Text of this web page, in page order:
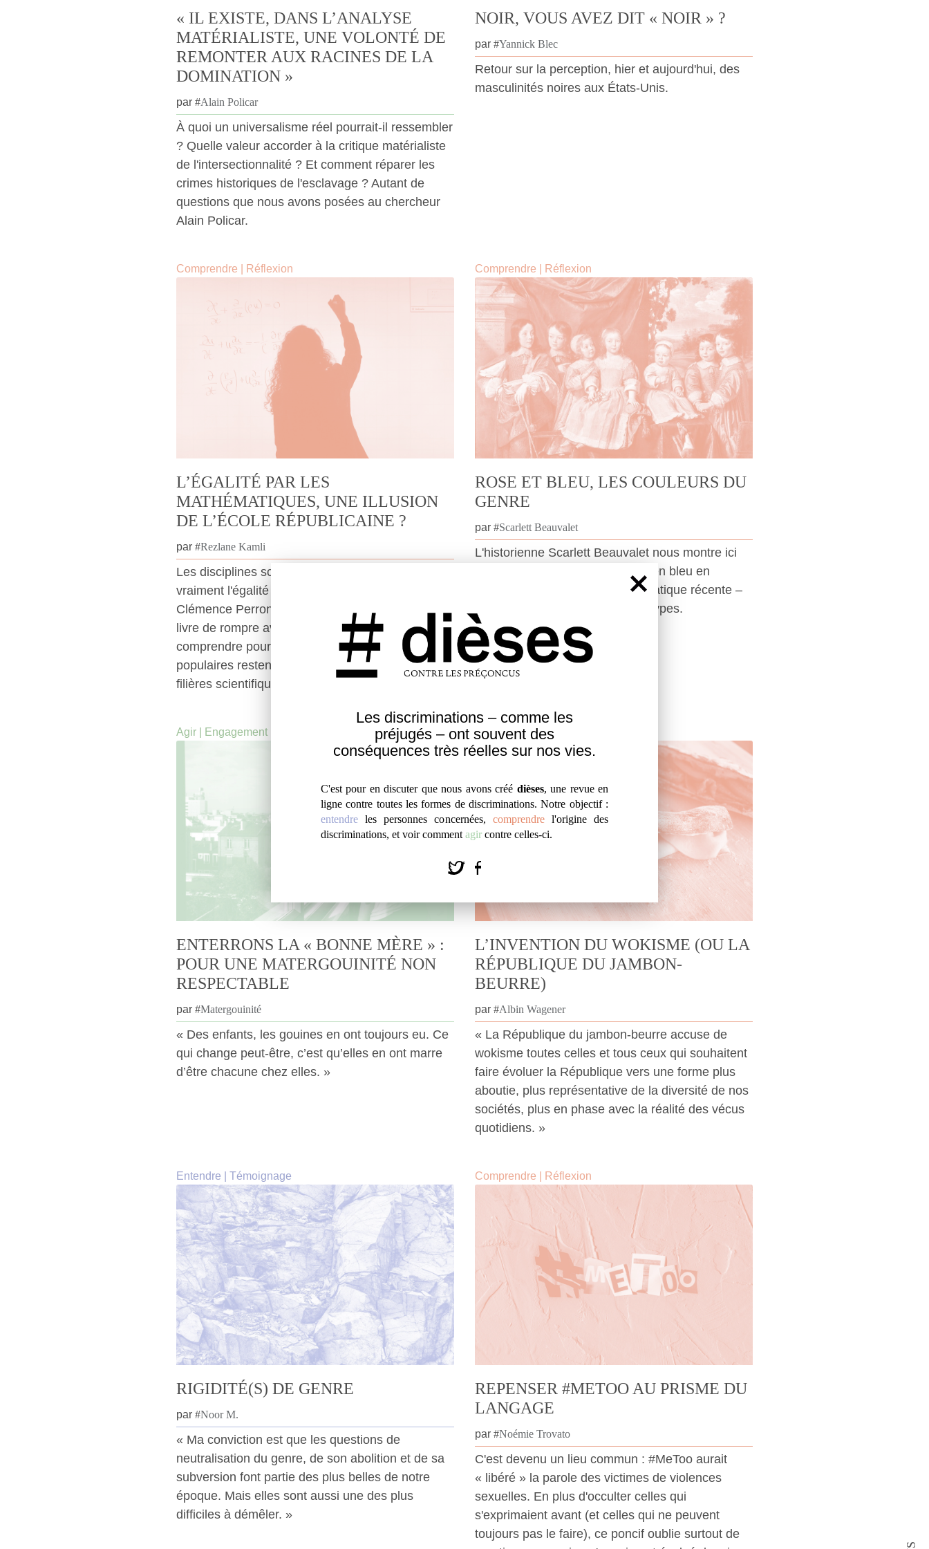
Les discriminations – comme les
préjugés – ont souvent des
conséquences très réelles sur nos vies.
C'est pour en discuter que nous avons créé dièses, une revue en
ligne contre toutes les formes de discriminations. Notre objectif :
entendre les personnes concernées, comprendrel'origine des
discriminations, et voir comment agir contre celles-ci.
« IL EXISTE, DANS L’ANALYSE
MATÉRIALISTE, UNE VOLONTÉ DE
REMONTER AUX RACINES DE LA
DOMINATION »
par #Alain Policar
À quoi un universalisme réel pourrait-il ressembler
? Quelle valeur accorder à la critique matérialiste
de l'intersectionnalité ? Et comment réparer les
crimes historiques de l'esclavage ? Autant de
questions que nous avons posées au chercheur
Alain Policar.
NOIR, VOUS AVEZ DIT « NOIR » ?
par #Yannick Blec
Retour sur la perception, hier et aujourd'hui, des
masculinités noires aux États-Unis.
Comprendre Réflexion
L’ÉGALITÉ PAR LES
MATHÉMATIQUES, UNE ILLUSION
DE L’ÉCOLE RÉPUBLICAINE ?
par #Rezlane Kamli
Les disciplines scientifiques permettent-elles
vraiment l'égalité des chances ? La sociologue
Clémence Perronnet suggère dans son premier
livre de rompre avec cette illusion – et de
comprendre pourquoi les femmes et les classes
populaires restent sous-représentées dans les
filières scientifiques.
Comprendre Réflexion
ROSE ET BLEU, LES COULEURS DU
GENRE
par #Scarlett Beauvalet
L'historienne Scarlett Beauvalet nous montre ici
qu'habiller un enfant en rose ou en bleu en
fonction de son genre est une pratique récente –
et qui véhicule son lot de stéréotypes.
Agir Engagement
ENTERRONS LA « BONNE MÈRE » :
POUR UNE MATERGOUINITÉ NON
RESPECTABLE
par #Matergouinité
« Des enfants, les gouines en ont toujours eu. Ce
qui change peut-être, c’est qu’elles en ont marre
d’être chacune chez elles. »
Comprendre|Réflexion
L’INVENTION DU WOKISME (OU LA
RÉPUBLIQUE DU JAMBON-
BEURRE)
par #Albin Wagener
« La République du jambon-beurre accuse de
wokisme toutes celles et tous ceux qui souhaitent
faire évoluer la République vers une forme plus
aboutie, plus représentative de la diversité de nos
sociétés, plus en phase avec la réalité des vécus
quotidiens. »
Entendre Témoignage
RIGIDITÉ(S) DE GENRE
par #Noor M.
« Ma conviction est que les questions de
neutralisation du genre, de son abolition et de sa
subversion font partie des plus belles de notre
époque. Mais elles sont aussi une des plus
difficiles à démêler. »
Comprendre Réflexion
REPENSER #METOO AU PRISME DU
LANGAGE
par #Noémie Trovato
C'est devenu un lieu commun : #MeToo aurait
« libéré » la parole des victimes de violences
sexuelles. En plus d'occulter celles qui
s'exprimaient avant (et celles qui ne peuvent
toujours pas le faire), ce poncif oublie surtout de